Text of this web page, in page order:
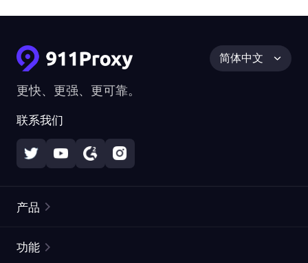
更快、更强、更可靠。
联系我们
简体中文
产品
功能